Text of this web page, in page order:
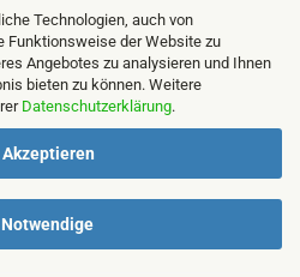
Technologien, auch von
Funktionsweise der Website zu
Angebotes zu analysieren und Ihnen
bieten zu können. Weitere
Datenschutzerklärung.